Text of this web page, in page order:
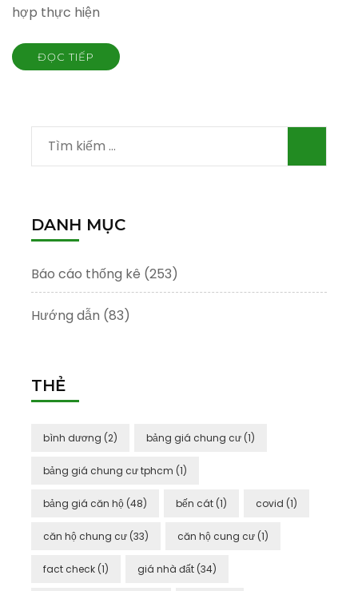
hợp thực hiện
ĐỌC TIẾP
Tìm
kiếm
DANH MỤC
Báo cáo thống kê (253)
Hướng dẫn (83)
THẺ
bình dương (2) bảng giá chung cư (1)
bảng giá chung cư tphcm (1)
bảng giá căn hộ (48) bến cát (1) covid (1)
căn hộ chung cư (33) căn hộ cung cư (1)
fact check (1) giá nhà đất (34)